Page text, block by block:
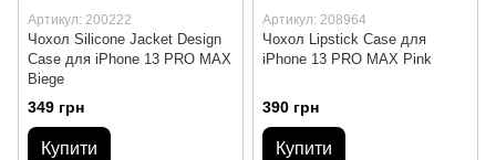
Артикул: 200222
Чохол Silicone Jacket Design
Case для iPhone 13 PRO MAX
Biege
349 грн
Купити
Артикул: 208964
Чохол Lipstick Case для
iPhone 13 PRO MAX Pink
390 грн
Купити